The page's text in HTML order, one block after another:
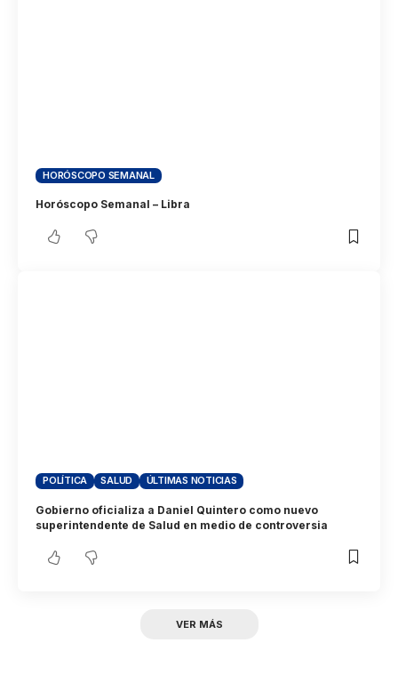
HORÓSCOPO SEMANAL
Horóscopo Semanal – Libra
POLÍTICA SALUD ÚLTIMAS NOTICIAS
Gobierno oficializa a Daniel Quintero como nuevo
superintendente de Salud en medio de controversia
VER MÁS